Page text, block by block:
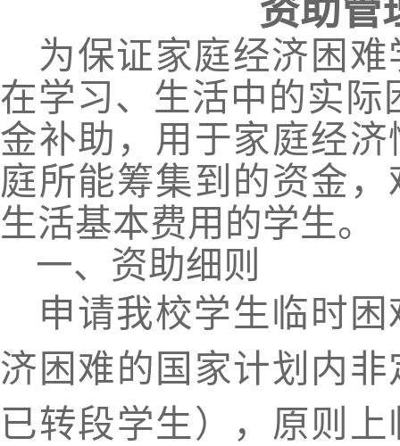
资助管
为保证家庭经济困
在学习、生活中的实际
金补助，用于家庭经
庭所能筹集到的资金
生活基本费用的学生。
一、资助细则
申请我校学生临时
济困难的国家计划内
已转段学生），原则